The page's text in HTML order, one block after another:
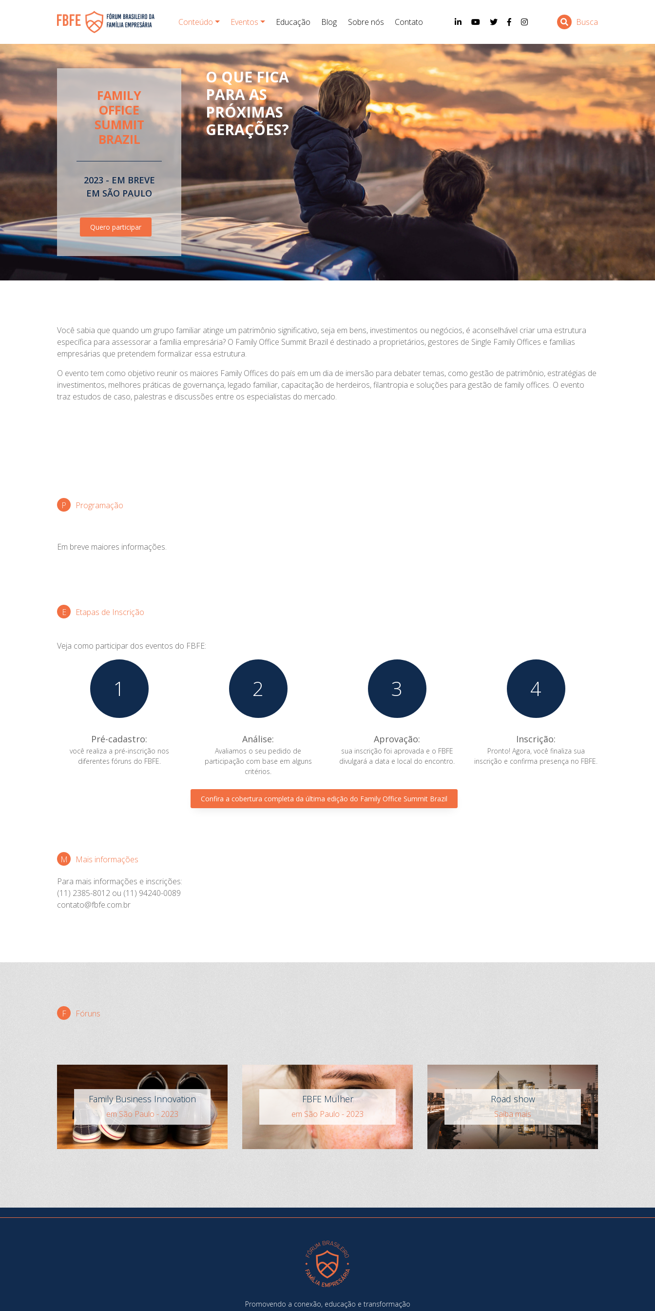
Conteúdo Eventos Educação Blog Sobre nós Contato Busca
FAMILY
OFFICE
SUMMIT
BRAZIL
2023 - EM BREVE
EM SÃO PAULO
Quero participar
O QUE FICA
PARA AS
PRÓXIMAS
GERAÇÕES?
Você sabia que quando um grupo familiar atinge um patrimônio significativo, seja em bens, investimentos ou negócios, é aconselhável criar uma estrutura
específica para assessorar a família empresária? O Family Office Summit Brazil é destinado a proprietários, gestores de Single Family Offices e famílias
empresárias que pretendem formalizar essa estrutura.
O evento tem como objetivo reunir os maiores Family Offices do país em um dia de imersão para debater temas, como gestão de patrimônio, estratégias de
investimentos, melhores práticas de governança, legado familiar, capacitação de herdeiros, filantropia e soluções para gestão de family offices. O evento
traz estudos de caso, palestras e discussões entre os especialistas do mercado.
Programação
Em breve maiores informações.
Etapas de Inscrição
Veja como participar dos eventos do FBFE:
1
Pré-cadastro:
você realiza a pré-inscrição nos
diferentes fóruns do FBFE.
2
Análise:
Avaliamos o seu pedido de
participação com base em alguns
critérios.
3
Aprovação:
sua inscrição foi aprovada e o FBFE
divulgará a data e local do encontro.
4
Inscrição:
Pronto! Agora, você finaliza sua
inscrição e confirma presença no FBFE.
Confira a cobertura completa da última edição do Family Office Summit Brazil
Mais informações
Para mais informações e inscrições:
(11) 2385-8012 ou (11) 94240-0089
contato@fbfe.com.br
Fóruns
Family Business Innovation
em São Paulo - 2023
FBFE Mulher
em São Paulo - 2023
Road show
Saiba mais
Promovendo a conexão, educação e transformação